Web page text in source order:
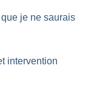
je ne saurais
intervention